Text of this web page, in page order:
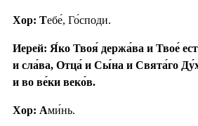
Хор: Тебе́, Го́споди.
Иерей: Я́ко Твоя́ держа́ва и Твое́
и сла́ва, Отца́ и Сы́на и Свята́го
и во ве́ки веко́в.
Хор: Ами́нь.